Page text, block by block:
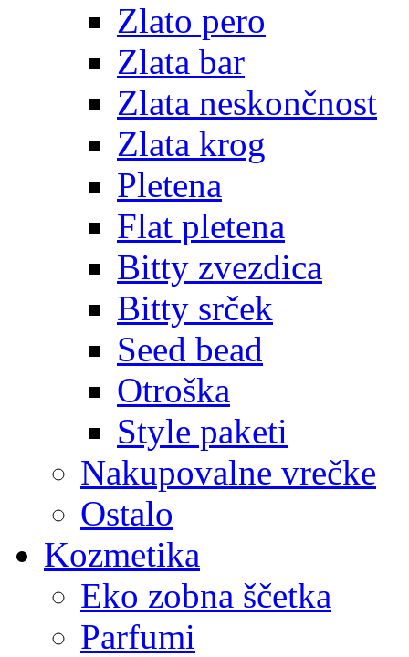
Zlato pero
Zlata bar
Zlata neskončnost
Zlata krog
Pletena
Flat pletena
Bitty zvezdica
Bitty srček
Seed bead
Otroška
Style paketi
Nakupovalne vrečke
Ostalo
Kozmetika
Eko zobna ščetka
Parfumi